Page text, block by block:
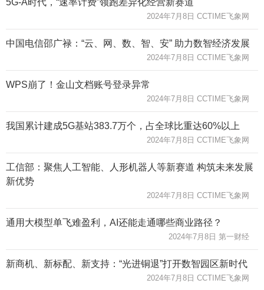
2024年7月8日 CCTIME飞象网
中国电信邵广禄：“云、网、数、智、安” 助力数智经济发展
2024年7月8日 CCTIME飞象网
WPS崩了！金山文档账号登录异常
2024年7月8日 CCTIME飞象网
我国累计建成5G基站383.7万个，占全球比重达60%以上
2024年7月8日 CCTIME飞象网
工信部：聚焦人工智能、人形机器人等新赛道 构筑未来发展
新优势
2024年7月8日 CCTIME飞象网
通用大模型单飞难盈利，AI还能走通哪些商业路径？
2024年7月8日 第一财经
新商机、新标配、新支持：“光进铜退”打开数智园区新时代
2024年7月8日 CCTIME飞象网